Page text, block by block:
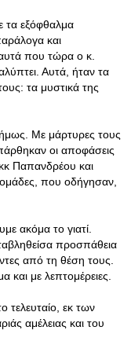
τα εξόφθαλμα
και
που τώρα ο κ.
Αυτά, ήταν τα
τα μυστικά της
Με μάρτυρες τους
οι αποφάσεις
Παπανδρέου και
που οδήγησαν,
ακόμα το γιατί.
προσπάθεια
από τη θέση τους.
με λεπτομέρειες.
τελευταίο, εκ των
αμέλειας και του